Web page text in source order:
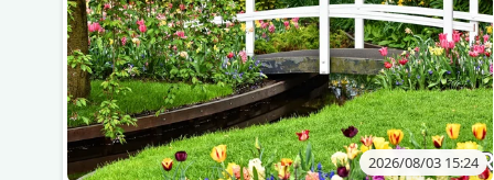
2026/08/03 15:24